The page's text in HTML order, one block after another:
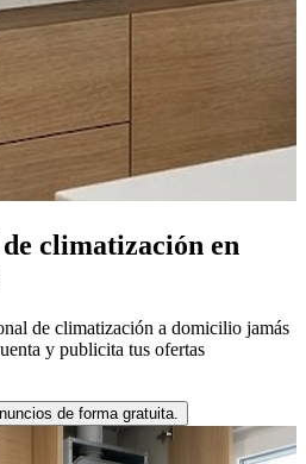
climatización en
de climatización a domicilio jamás
y publicita tus ofertas
de forma gratuita.